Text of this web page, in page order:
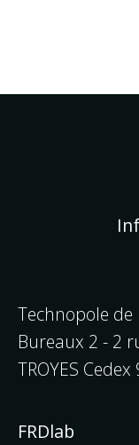
Technopole
Bureaux 2 - 2
TROYES Cedex
FRDlab